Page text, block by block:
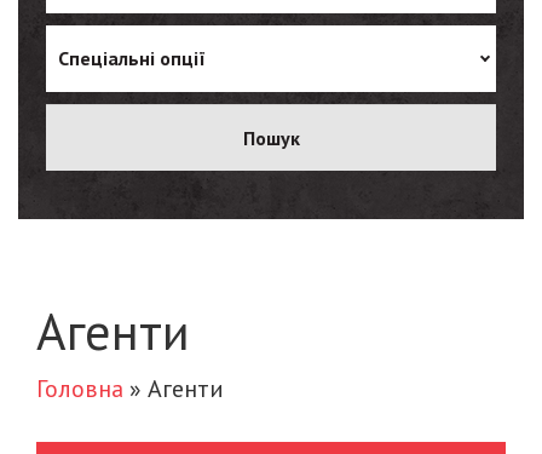
Спеціальні опції
Агенти
Головна » Агенти